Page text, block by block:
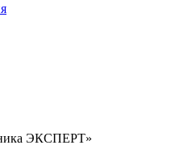
ЭКСПЕРТ»